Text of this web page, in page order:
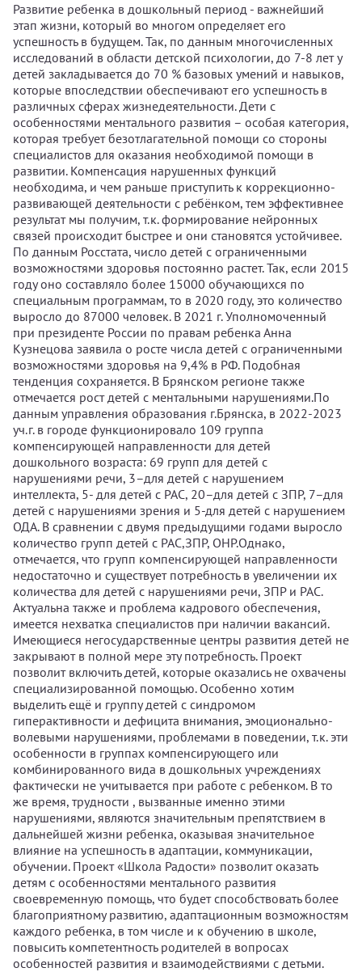
Развитие ребенка в дошкольный период - важнейший
этап жизни, который во многом определяет его
успешность в будущем. Так, по данным многочисленных
исследований в области детской психологии, до 7-8 лет у
детей закладывается до 70 % базовых умений и навыков,
которые впоследствии обеспечивают его успешность в
различных сферах жизнедеятельности. Дети с
особенностями ментального развития – особая категория,
которая требует безотлагательной помощи со стороны
специалистов для оказания необходимой помощи в
развитии. Компенсация нарушенных функций
необходима, и чем раньше приступить к коррекционно-
развивающей деятельности с ребёнком, тем эффективнее
результат мы получим, т.к. формирование нейронных
связей происходит быстрее и они становятся устойчивее.
По данным Росстата, число детей с ограниченными
возможностями здоровья постоянно растет. Так, если 2015
году оно составляло более 15000 обучающихся по
специальным программам, то в 2020 году, это количество
выросло до 87000 человек. В 2021 г. Уполномоченный
при президенте России по правам ребенка Анна
Кузнецова заявила о росте числа детей с ограниченными
возможностями здоровья на 9,4% в РФ. Подобная
тенденция сохраняется. В Брянском регионе также
отмечается рост детей с ментальными нарушениями.По
данным управления образования г.Брянска, в 2022-2023
уч.г. в городе функционировало 109 группа
компенсирующей направленности для детей
дошкольного возраста: 69 групп для детей с
нарушениями речи, 3–для детей с нарушением
интеллекта, 5- для детей с РАС, 20–для детей с ЗПР, 7–для
детей с нарушениями зрения и 5-для детей с нарушением
ОДА. В сравнении с двумя предыдущими годами выросло
количество групп детей с РАС,ЗПР, ОНР.Однако,
отмечается, что групп компенсирующей направленности
недостаточно и существует потребность в увеличении их
количества для детей с нарушениями речи, ЗПР и РАС.
Актуальна также и проблема кадрового обеспечения,
имеется нехватка специалистов при наличии вакансий.
Имеющиеся негосударственные центры развития детей не
закрывают в полной мере эту потребность. Проект
позволит включить детей, которые оказались не охвачены
специализированной помощью. Особенно хотим
выделить ещё и группу детей с синдромом
гиперактивности и дефицита внимания, эмоционально-
волевыми нарушениями, проблемами в поведении, т.к. эти
особенности в группах компенсирующего или
комбинированного вида в дошкольных учреждениях
фактически не учитывается при работе с ребенком. В то
же время, трудности , вызванные именно этими
нарушениями, являются значительным препятствием в
дальнейшей жизни ребенка, оказывая значительное
влияние на успешность в адаптации, коммуникации,
обучении. Проект «Школа Радости» позволит оказать
детям с особенностями ментального развития
своевременную помощь, что будет способствовать более
благоприятному развитию, адаптационным возможностям
каждого ребенка, в том числе и к обучению в школе,
повысить компетентность родителей в вопросах
особенностей развития и взаимодействиями с детьми.